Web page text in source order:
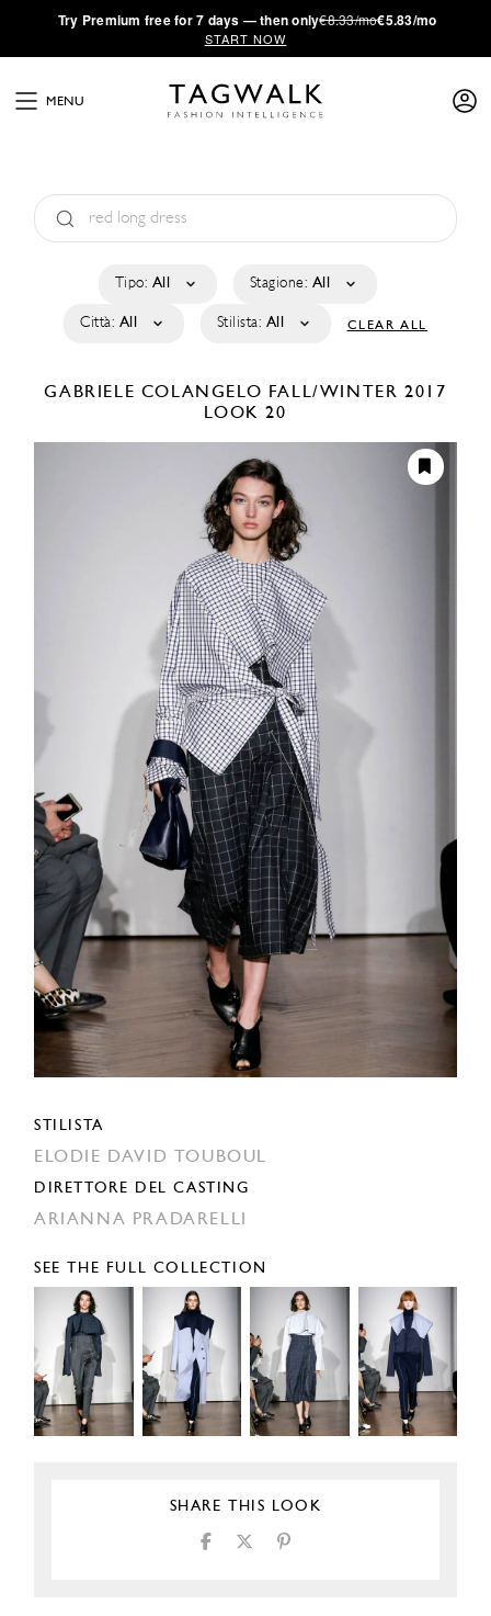
·Try Premium free for 7 days — then only€8.33/mo€5.83/mo
START NOW
MENU
Tipo: All Stagione: All
Città: All Stilista: All CLEAR ALL
GABRIELE COLANGELO FALL/WINTER 2017
LOOK 20
STILISTA
ELODIE DAVID TOUBOUL
DIRETTORE DEL CASTING
ARIANNA PRADARELLI
SEE THE FULL COLLECTION
SHARE THIS LOOK